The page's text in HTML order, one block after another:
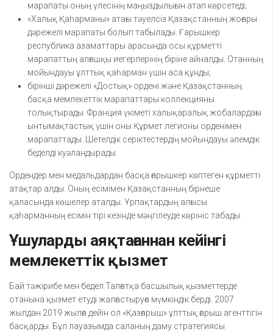
марапаты оның үлесінің маңыздылығын атап көрсетеді;
«Халық Қаһарманы» атағы тәуелсіз Қазақстанның жоғары
дәрежелі марапаты болып табылады. Ғарышкер
республика азаматтары арасында осы құрметті
марапаттың алғашқы иегерлерінің біріне айналды. Отанның
мойындауы ұлттық қаһарман үшін аса құнды;
бірінші дәрежелі «Достық» ордені және Қазақстанның
басқа мемлекеттік марапаттары коллекцияны
толықтырады. Франция үкіметі халықаралық жобалардағы
ынтымақтастық үшін оны Құрмет легионы орденімен
марапаттады. Шетелдік серіктестердің мойындауы әлемдік
беделді куәландырады.
Ордендер мен медальдардан басқа ғарышкер көптеген құрметті
атақтар алды. Оның есімімен Қазақстанның бірнеше
қаласында көшелер аталды. Ұрпақтардың алғысы
қаһарманның есімін тірі кезінде мәңгілеуде көрініс табады.
Ұшуларды аяқтағаннан кейінгі
мемлекеттік қызмет
Бай тәжірибе мен бедел Талғатқа басшылық қызметтерде
отанына қызмет етуді жалғастыруға мүмкіндік берді. 2007
жылдан 2019 жылға дейін ол «Қазғарыш» ұлттық ғарыш агенттігін
басқарды. Бұл лауазымда саланың даму стратегиясы